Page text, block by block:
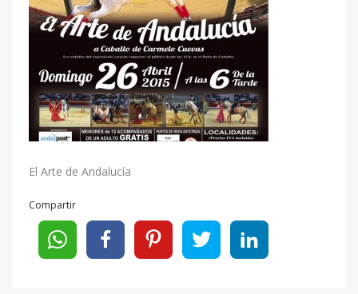
El Arte de Andalucía
Compartir